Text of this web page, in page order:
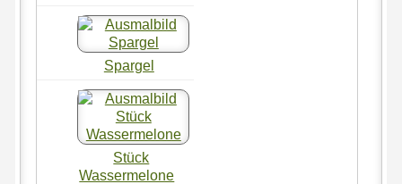
Spargel
Stück
Wassermelone